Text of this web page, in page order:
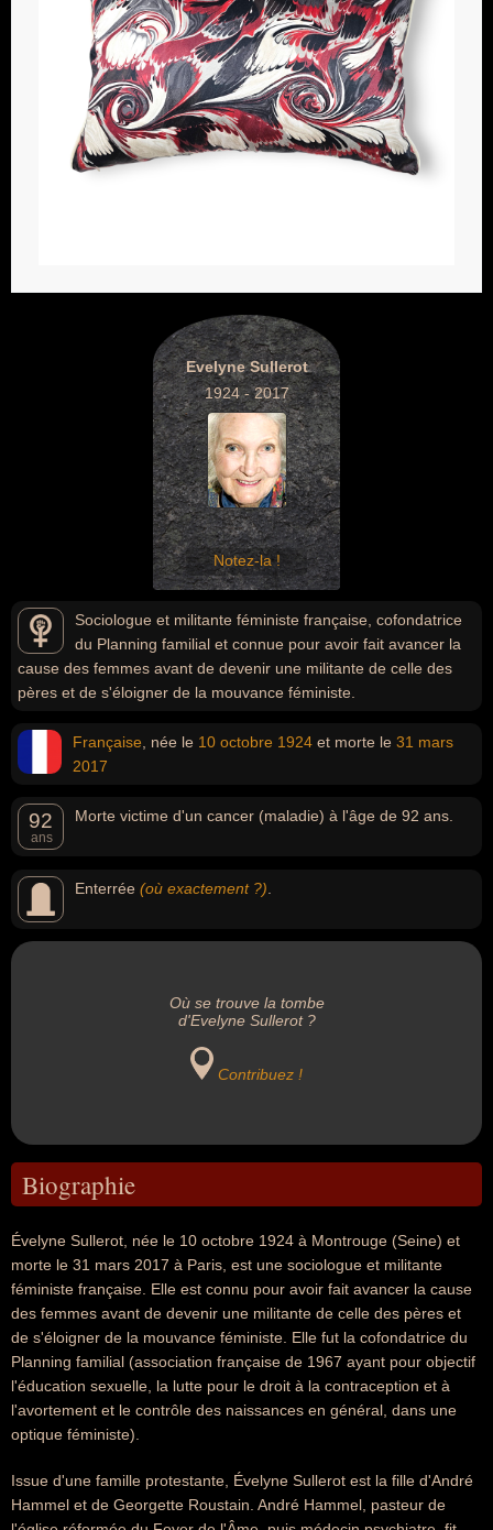
Evelyne Sullerot
1924 - 2017
Notez-la !
Sociologue et militante féministe française, cofondatrice
du Planning familial et connue pour avoir fait avancer la
cause des femmes avant de devenir une militante de celle des
pères et de s'éloigner de la mouvance féministe.
Française , née le 10 octobre 1924 et morte le 31 mars
2017
92
ans
Morte victime d'un cancer (maladie) à l'âge de 92 ans.
Enterrée (où exactement ?)
Où se trouve la tombe
d'Evelyne Sullerot ?
Contribuez !
Biographie
Évelyne Sullerot, née le 10 octobre 1924 à Montrouge (Seine) et
morte le 31 mars 2017 à Paris, est une sociologue et militante
féministe française. Elle est connu pour avoir fait avancer la cause
des femmes avant de devenir une militante de celle des pères et
de s'éloigner de la mouvance féministe. Elle fut la cofondatrice du
Planning familial (association française de 1967 ayant pour objectif
l'éducation sexuelle, la lutte pour le droit à la contraception et à
l'avortement et le contrôle des naissances en général, dans une
optique féministe).
Issue d'une famille protestante, Évelyne Sullerot est la fille d'André
Hammel et de Georgette Roustain. André Hammel, pasteur de